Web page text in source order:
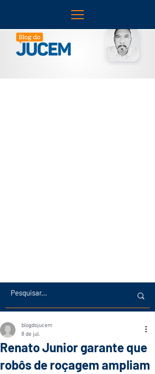
Renato Junior garante que
robôs de roçagem ampliam
blogdojucem
8 de jul.